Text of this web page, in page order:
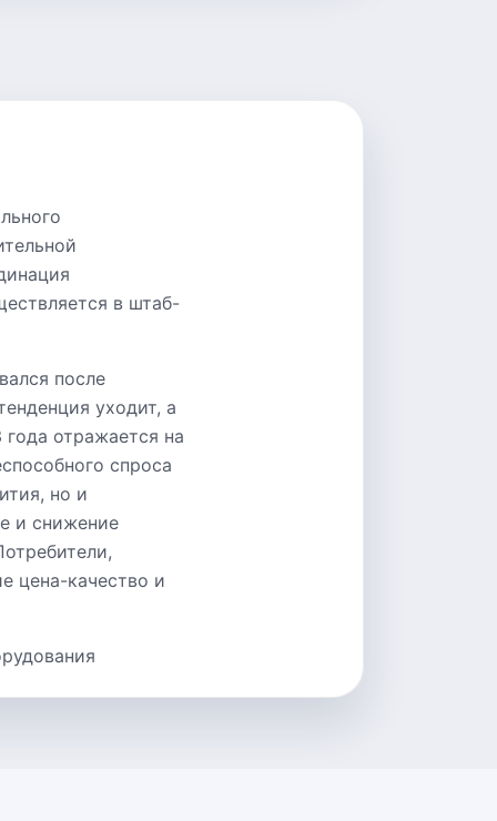
в штаб-
после
уходит, а
отражается на
спроса
но и
и снижение
цена-качество и